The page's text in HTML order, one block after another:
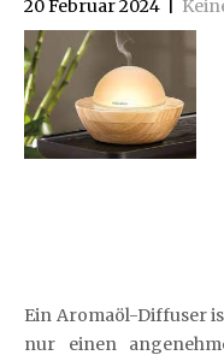
20 Februar 2024
Ein Aromaöl-Diffuser
nur einen